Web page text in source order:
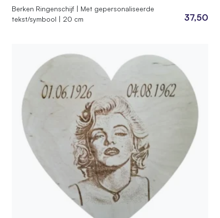
Berken Ringenschijf | Met gepersonaliseerde
tekst/symbool | 20 cm
37,50